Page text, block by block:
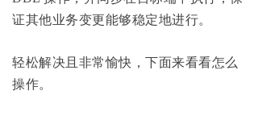
证其他业务变更能够稳定地进行。
轻松解决且非常愉快，下面来看看怎么
操作。